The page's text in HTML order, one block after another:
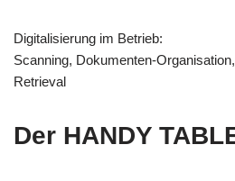
Digitalisierung im Betrieb:
Scanning, Dokumenten-
Retrieval
Der HANDY